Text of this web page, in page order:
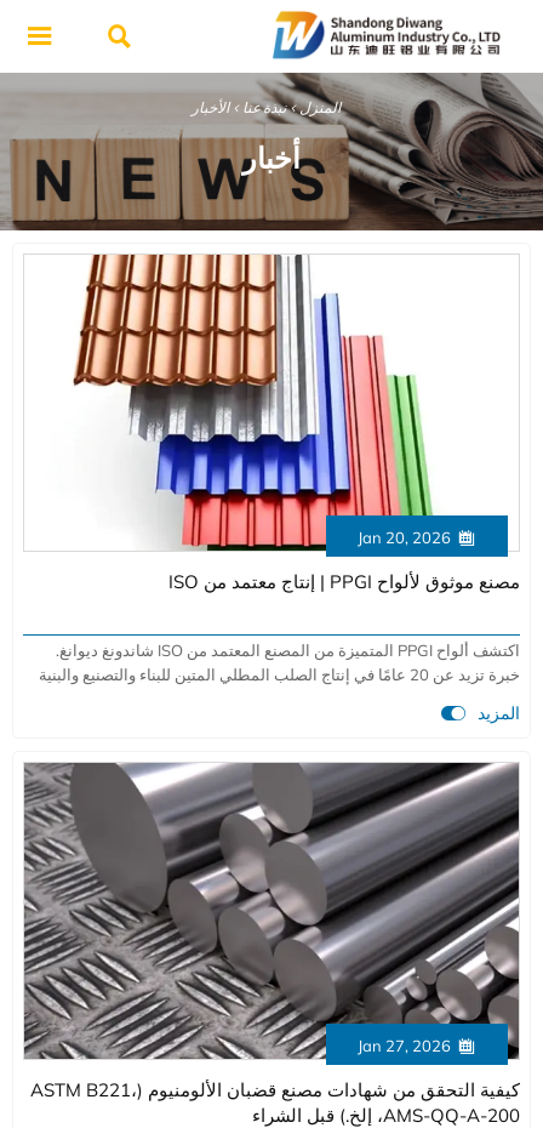


المنزل>نبذة عنا>الأخبار
أخبار

Jan 20, 2026
مصنع موثوق لألواح PPGI | إنتاج معتمد من ISO
اكتشف ألواح PPGI المتميزة من المصنع المعتمد من ISO شاندونغ ديوانغ.
خبرة تزيد عن 20 عامًا في إنتاج الصلب المطلي المتين للبناء والتصنيع والبنية
المزيد 

Jan 27, 2026
كيفية التحقق من شهادات مصنع قضبان الألومنيوم (ASTM B221،
AMS-QQ-A-200، إلخ.) قبل الشراء